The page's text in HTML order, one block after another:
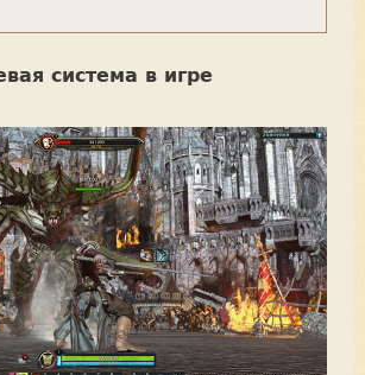
система в игре